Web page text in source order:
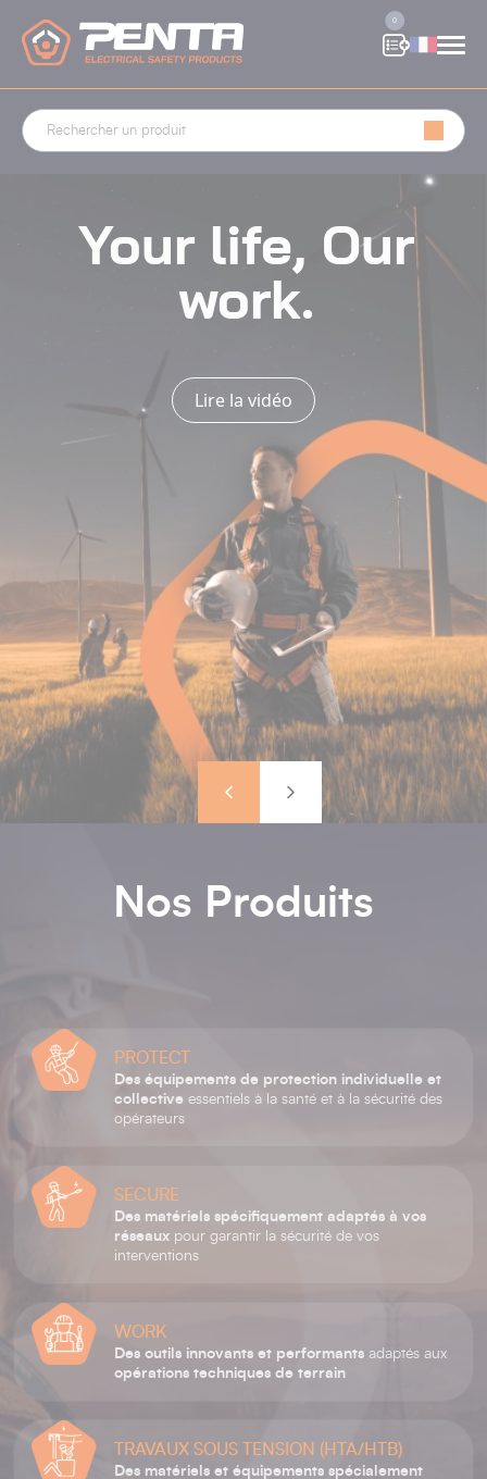
0
Your life, Our
work.
Lire la vidéo
Précédent
Nos Produits
PROTECT
Des équipements de protection individuelle et
collective essentiels à la santé et à la sécurité des
opérateurs
SECURE
Des matériels spécifiquement adaptés à vos
réseaux pour garantir la sécurité de vos
interventions
WORK
Des outils innovants et performants adaptés aux
opérations techniques de terrain
TRAVAUX SOUS TENSION (HTA/HTB)
Des matériels et équipements spécialement